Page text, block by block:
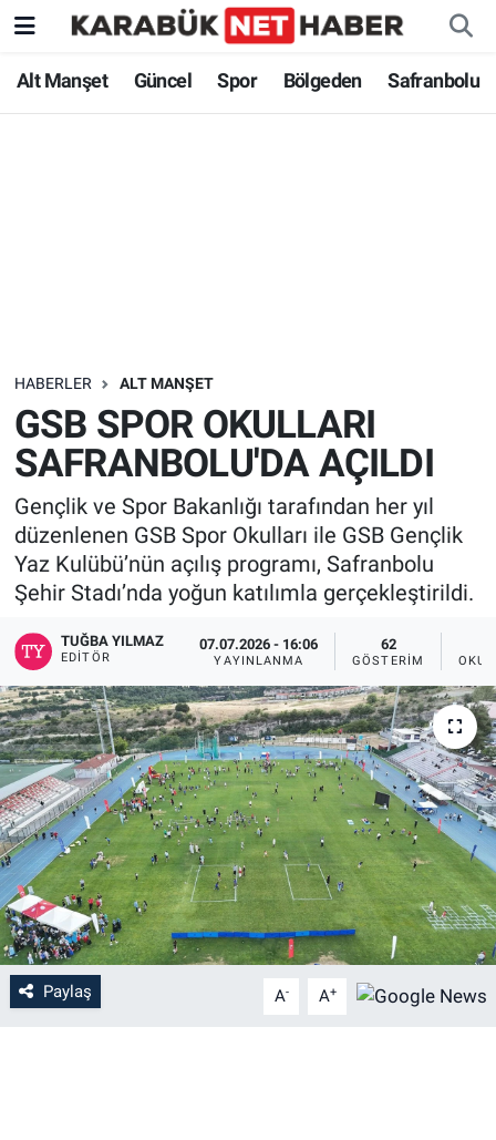
Alt Manşet Güncel Spor Bölgeden Safranbolu
HABERLER ALT MANŞET
GSB SPOR OKULLARI
SAFRANBOLU'DA AÇILDI
Gençlik ve Spor Bakanlığı tarafından her yıl
düzenlenen GSB Spor Okulları ile GSB Gençlik
Yaz Kulübü’nün açılış programı, Safranbolu
Şehir Stadı’nda yoğun katılımla gerçekleştirildi.
TUĞBA YILMAZ
EDITÖR
07.07.2026 - 16:06
YAYINLANMA
62
GÖSTERIM
Paylaş A- A+